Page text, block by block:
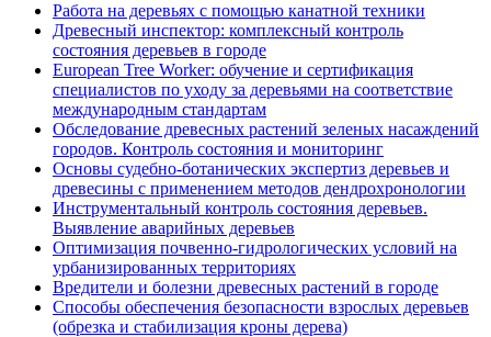
Работа на деревьях с помощью канатной техники
Древесный инспектор: комплексный контроль
состояния деревьев в городе
European Tree Worker: обучение и сертификация
специалистов по уходу за деревьями на соответствие
международным стандартам
Обследование древесных растений зеленых насаждений
городов. Контроль состояния и мониторинг
Основы судебно-ботанических экспертиз деревьев и
древесины с применением методов дендрохронологии
Инструментальный контроль состояния деревьев.
Выявление аварийных деревьев
Оптимизация почвенно-гидрологических условий на
урбанизированных территориях
Вредители и болезни древесных растений в городе
Способы обеспечения безопасности взрослых деревьев
(обрезка и стабилизация кроны дерева)